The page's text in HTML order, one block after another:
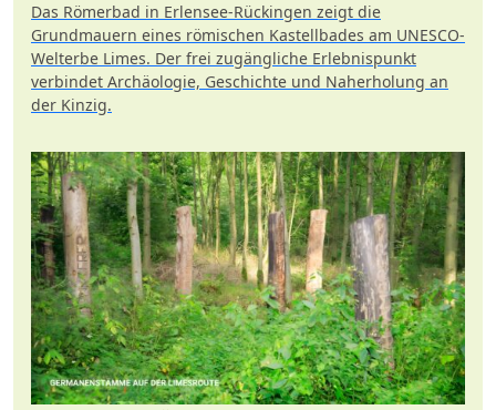
Das Römerbad in Erlensee-Rückingen zeigt die
Grundmauern eines römischen Kastellbades am UNESCO-
Welterbe Limes. Der frei zugängliche Erlebnispunkt
verbindet Archäologie, Geschichte und Naherholung an
der Kinzig.